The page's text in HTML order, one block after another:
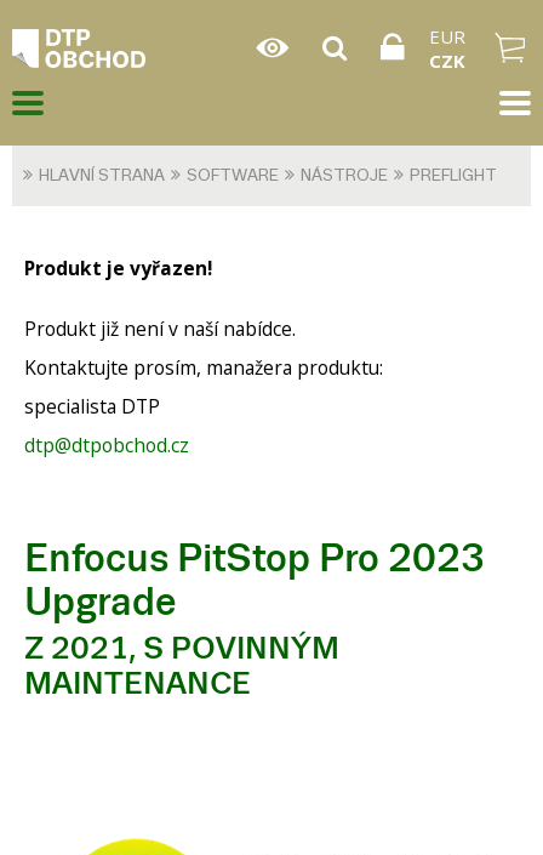
EUR
CZK
HLAVNÍ STRANA SOFTWARE NÁSTROJE PREFLIGHT
Produkt je vyřazen!
Produkt již není v naší nabídce.
Kontaktujte prosím, manažera produktu:
specialista DTP
dtp@dtpobchod.cz
Enfocus PitStop Pro 2023
Upgrade
Z 2021, S POVINNÝM
MAINTENANCE